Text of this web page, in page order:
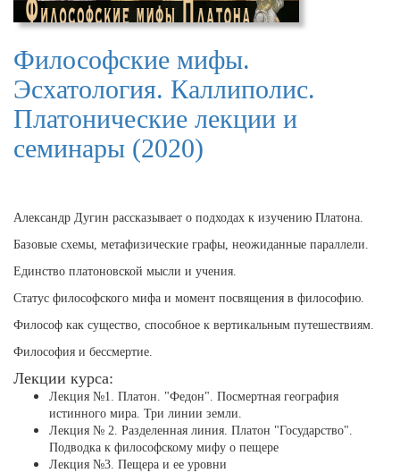
Философские мифы.
Эсхатология. Каллиполис.
Платонические лекции и
семинары (2020)
Александр Дугин рассказывает о подходах к изучению Платона.
Базовые схемы, метафизические графы, неожиданные параллели.
Единство платоновской мысли и учения.
Статус философского мифа и момент посвящения в философию.
Философ как существо, способное к вертикальным путешествиям.
Философия и бессмертие.
Лекции курса:
Лекция №1. Платон. "Федон". Посмертная география
истинного мира. Три линии земли.
Лекция № 2. Разделенная линия. Платон "Государство".
Подводка к философскому мифу о пещере
Лекция №3. Пещера и ее уровни